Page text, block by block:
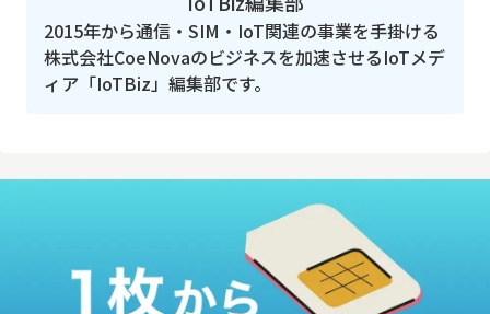
2015年から通信・SIM・IoT関連の事業を手掛ける
株式会社CoeNovaのビジネスを加速させるIoTメデ
ィア「IoTBiz」編集部です。